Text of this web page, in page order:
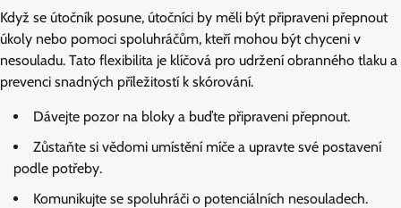
Když se útočník posune, útočníci by měli být připraveni přepnout
úkoly nebo pomoci spoluhráčům, kteří mohou být chyceni v
nesouladu. Tato flexibilita je klíčová pro udržení obranného tlaku a
prevenci snadných příležitostí k skórování.
Dávejte pozor na bloky a buďte připraveni přepnout.
Zůstaňte si vědomi umístění míče a upravte své postavení
podle potřeby.
Komunikujte se spoluhráči o potenciálních nesouladech.